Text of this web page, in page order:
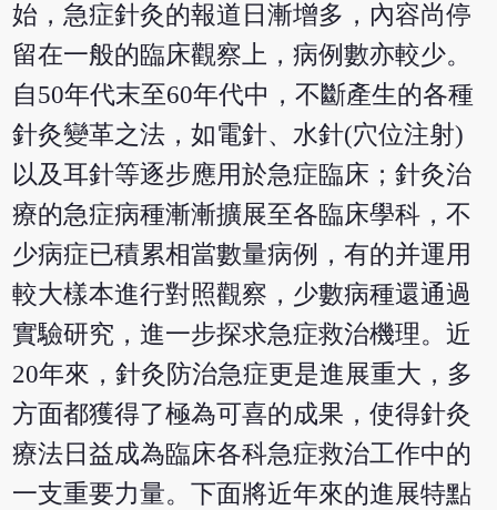
始，急症針灸的報道日漸增多，內容尚停
留在一般的臨床觀察上，病例數亦較少。
自50年代末至60年代中，不斷產生的各種
針灸變革之法，如電針、水針(穴位注射)
以及耳針等逐步應用於急症臨床；針灸治
療的急症病種漸漸擴展至各臨床學科，不
少病症已積累相當數量病例，有的并運用
較大樣本進行對照觀察，少數病種還通過
實驗研究，進一步探求急症救治機理。近
20年來，針灸防治急症更是進展重大，多
方面都獲得了極為可喜的成果，使得針灸
療法日益成為臨床各科急症救治工作中的
一支重要力量。下面將近年來的進展特點